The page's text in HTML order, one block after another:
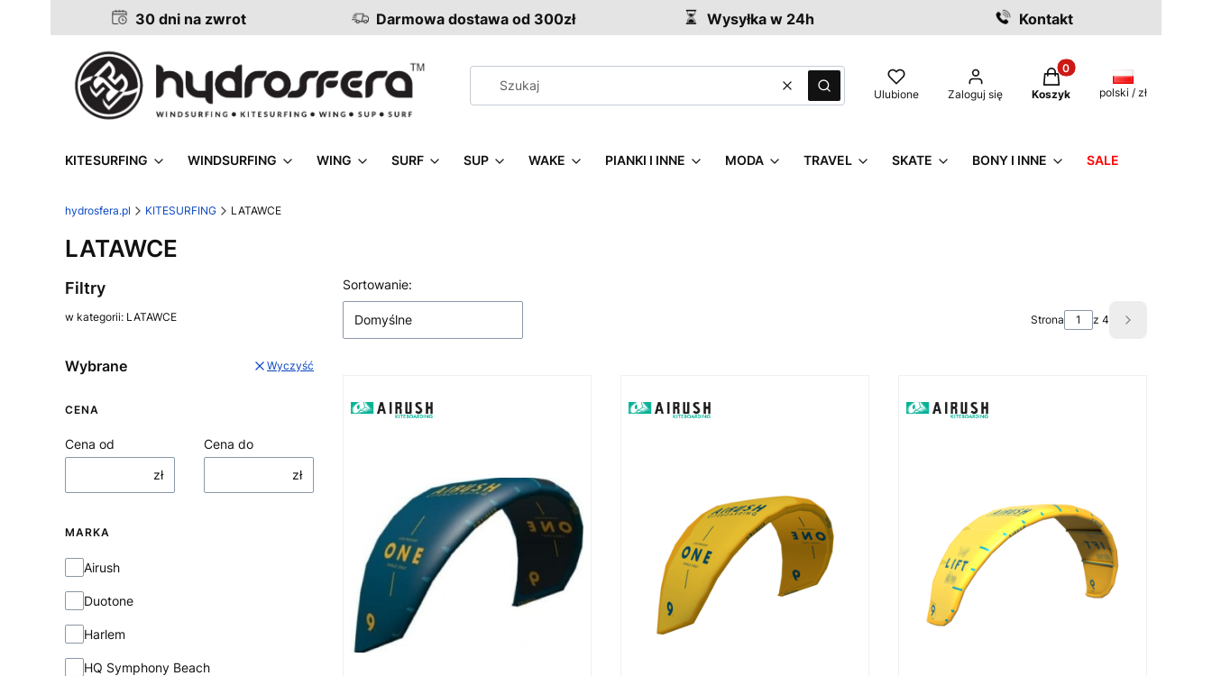
30 dni na zwrot Darmowa dostawa od 300zł Wysyłka w 24h Kontakt
WyczyśćSzukaj Ulubione Zaloguj się
Produkty w koszyku: 0.
Koszyk polski / zł
KITESURFING WINDSURFING WING SURF SUP WAKE PIANKI I INNE MODA TRAVEL SKATE BONY I INNE SALE
hydrosfera.pl KITESURFING LATAWCE
LATAWCE
Filtry
w kategorii: LATAWCE
Wybrane Wyczyść
CENA
Cena od
zł
Cena do
zł
MARKA
Marka
Airush
Duotone
Harlem
HQ Symphony Beach
Lista produktów
Sortowanie:
Domyślne Strona z 4 Następne